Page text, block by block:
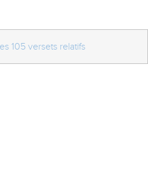
105 versets relatifs